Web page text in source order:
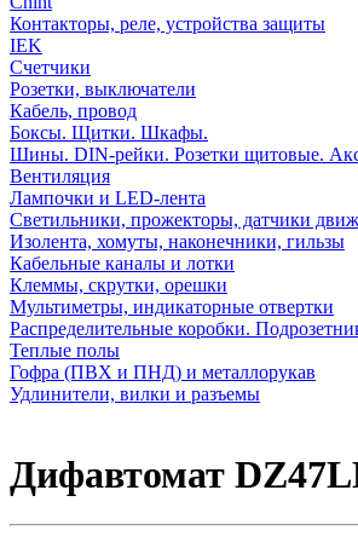
Контакторы, реле, устройства защиты
IEK
Счетчики
Розетки, выключатели
Кабель, провод
Боксы. Щитки. Шкафы.
Шины. DIN-рейки. Розетки щитовые.
Вентиляция
Лампочки и LED-лента
Светильники, прожекторы, датчики
Изолента, хомуты, наконечники, гильзы
Кабельные каналы и лотки
Клеммы, скрутки, орешки
Мультиметры, индикаторные отвертки
Распределительные коробки.
Теплые полы
Гофра (ПВХ и ПНД) и металлорукав
Удлинители, вилки и разъемы
Дифавтомат